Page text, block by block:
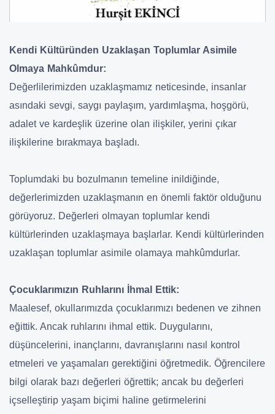
Kendi Kültüründen Uzaklaşan Toplumlar Asimile
Olmaya Mahkûmdur:
Değerlilerimizden uzaklaşmamız neticesinde, insanlar
asındaki sevgi, saygı paylaşım, yardımlaşma, hoşgörü,
adalet ve kardeşlik üzerine olan ilişkiler, yerini çıkar
ilişkilerine bırakmaya başladı.
Toplumdaki bu bozulmanın temeline inildiğinde,
değerlerimizden uzaklaşmanın en önemli faktör olduğunu
görüyoruz. Değerleri olmayan toplumlar kendi
kültürlerinden uzaklaşmaya başlarlar. Kendi kültürlerinden
uzaklaşan toplumlar asimile olamaya mahkûmdurlar.
Çocuklarımızın Ruhlarını İhmal Ettik:
Maalesef, okullarımızda çocuklarımızı bedenen ve zihnen
eğittik. Ancak ruhlarını ihmal ettik. Duygularını,
düşüncelerini, inançlarını, davranışlarını nasıl kontrol
etmeleri ve yaşamaları gerektiğini öğretmedik. Öğrencilere
bilgi olarak bazı değerleri öğrettik; ancak bu değerleri
içselleştirip yaşam biçimi haline getirmelerini